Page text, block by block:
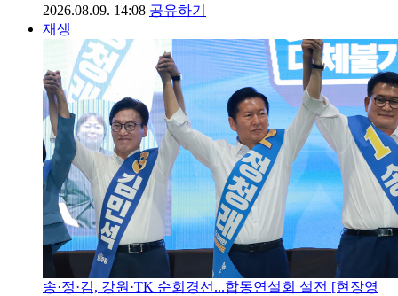
2026.08.09. 14:08 공유하기
재생
송·정·김, 강원·TK 순회경선...합동연설회 설전 [현장영